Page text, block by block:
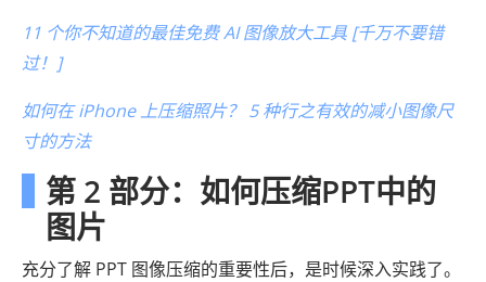
11 个你不知道的最佳免费 AI 图像放大工具 [千万不要错
过！]
如何在 iPhone 上压缩照片？ 5 种行之有效的减小图像尺
寸的方法
第 2 部分：如何压缩PPT中的
图片
充分了解 PPT 图像压缩的重要性后，是时候深入实践了。